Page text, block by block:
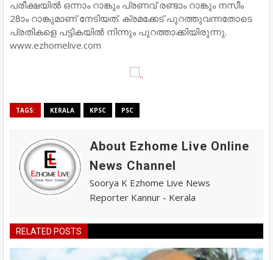
പരീക്ഷയില്‍ ഒന്നാം റാങ്കും പ്രണവ് രണ്ടാം റാങ്കും നസീം
28ാം റാങ്കുമാണ് നേടിയത്. ക്രമക്കേട് പുറത്തുവന്നതോടെ
പ്രതികളെ പട്ടികയില്‍ നിന്നും പുറത്താക്കിയിരുന്നു.
www.ezhomelive.com
TAGS: KERALA KPSC PSC
About Ezhome Live Online
News Channel
Soorya K Ezhome Live News
Reporter Kannur - Kerala
RELATED POSTS